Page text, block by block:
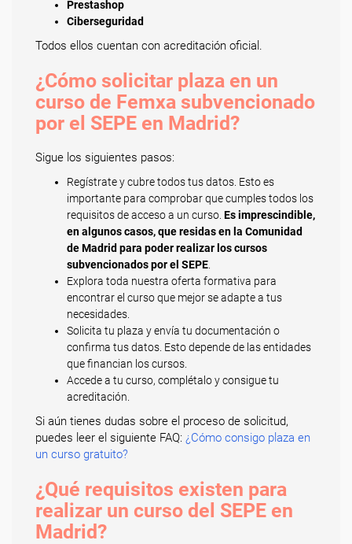
Prestashop
Ciberseguridad
Todos ellos cuentan con acreditación oficial.
¿Cómo solicitar plaza en un
curso de Femxa subvencionado
por el SEPE en Madrid?
Sigue los siguientes pasos:
Regístrate y cubre todos tus datos. Esto es
importante para comprobar que cumples todos los
requisitos de acceso a un curso. Es imprescindible,
en algunos casos, que residas en la Comunidad
de Madrid para poder realizar los cursos
subvencionados por el SEPE
Explora toda nuestra oferta formativa para
encontrar el curso que mejor se adapte a tus
necesidades.
Solicita tu plaza y envía tu documentación o
confirma tus datos. Esto depende de las entidades
que financian los cursos.
Accede a tu curso, complétalo y consigue tu
acreditación.
Si aún tienes dudas sobre el proceso de solicitud,
puedes leer el siguiente FAQ: ¿Cómo consigo plaza en
un curso gratuito?
¿Qué requisitos existen para
realizar un curso del SEPE en
Madrid?